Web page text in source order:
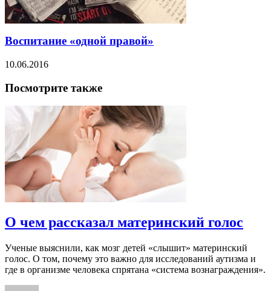
Воспитание «одной правой»
10.06.2016
Посмотрите также
О чем рассказал материнский голос
Ученые выяснили, как мозг детей «слышит» материнский
голос. О том, почему это важно для исследований аутизма и
где в организме человека спрятана «система вознаграждения».